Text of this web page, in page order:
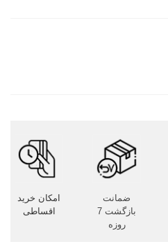
ضمانت
بازگشت 7
روزه
امکان خرید
اقساطی